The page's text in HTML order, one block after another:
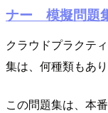
ナー 模擬問題
クラウドプラクテ
集は、何種類もあり
この問題集は、本